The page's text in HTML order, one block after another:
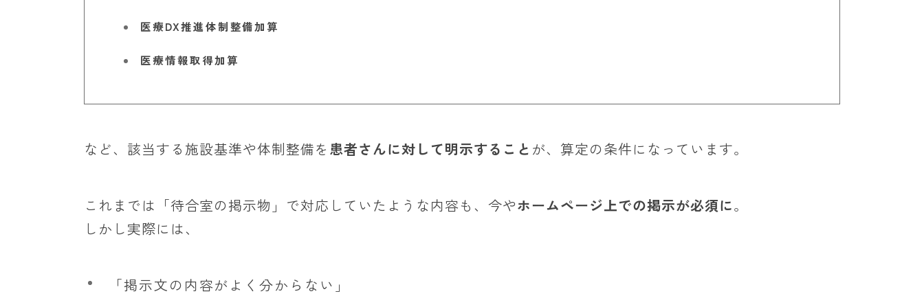
医療DX推進体制整備加算
医療情報取得加算
など、該当する施設基準や体制整備を 患者さんに対して明示すること が、算定の条件になっています。
これまでは「待合室の掲示物」で対応していたような内容も、今やホームページ上での掲示が必須に。
しかし実際には、
「掲示文の内容がよく分からない」